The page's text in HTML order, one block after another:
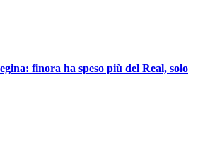
finora ha speso più del Real, solo